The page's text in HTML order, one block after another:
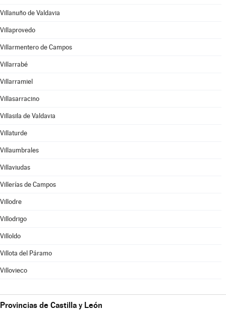
Villanuño de Valdavia
Villaprovedo
Villarmentero de Campos
Villarrabé
Villarramiel
Villasarracino
Villasila de Valdavia
Villaturde
Villaumbrales
Villaviudas
Villerías de Campos
Villodre
Villodrigo
Villoldo
Villota del Páramo
Villovieco
Provincias de Castilla y León